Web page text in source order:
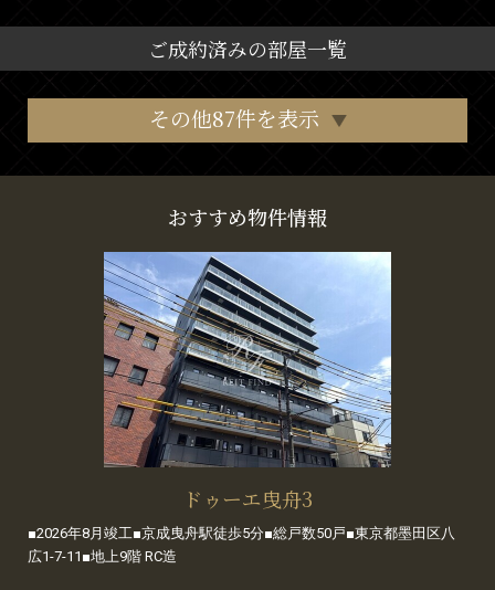
ご成約済みの部屋一覧
その他87件を表示
おすすめ物件情報
ドゥーエ曳舟3
■2026年8月竣工■京成曳舟駅徒歩5分■総戸数50戸■東京都墨田区八
広1-7-11■地上9階 RC造